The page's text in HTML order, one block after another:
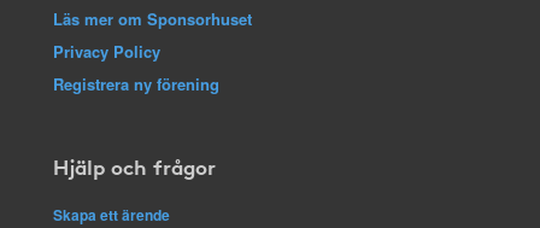
Läs mer om Sponsorhuset
Privacy Policy
Registrera ny förening
Hjälp och frågor
Skapa ett ärende